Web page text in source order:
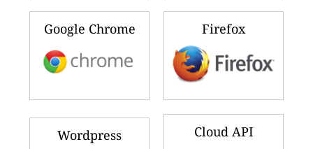
Google Chrome Firefox
Wordpress Cloud API